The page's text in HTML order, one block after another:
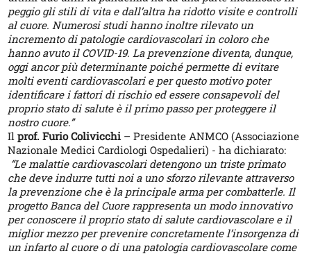
peggio gli stili di vita e dall’altra ha ridotto visite e controlli
al cuore. Numerosi studi hanno inoltre rilevato un
incremento di patologie cardiovascolari in coloro che
hanno avuto il COVID-19. La prevenzione diventa, dunque,
oggi ancor più determinante poiché permette di evitare
molti eventi cardiovascolari e per questo motivo poter
identificare i fattori di rischio ed essere consapevoli del
proprio stato di salute è il primo passo per proteggere il
nostro cuore.”
Ilprof. Furio Colivicchi – Presidente ANMCO (Associazione
Nazionale Medici Cardiologi Ospedalieri) - ha dichiarato:
“Le malattie cardiovascolari detengono un triste primato
che deve indurre tutti noi a uno sforzo rilevante attraverso
la prevenzione che è la principale arma per combatterle. Il
progetto Banca del Cuore rappresenta un modo innovativo
per conoscere il proprio stato di salute cardiovascolare e il
miglior mezzo per prevenire concretamente l’insorgenza di
un infarto al cuore o di una patologia cardiovascolare come